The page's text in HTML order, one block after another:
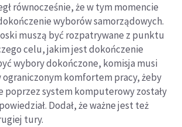
równocześnie, że w tym momencie
wyborów samorządowych.
muszą być rozpatrywane z punktu
celu, jakim jest dokończenie
wybory dokończone, komisja musi
ograniczonym komfortem pracy, żeby
poprzez system komputerowy zostały
Dodał, że ważne jest też
tury.